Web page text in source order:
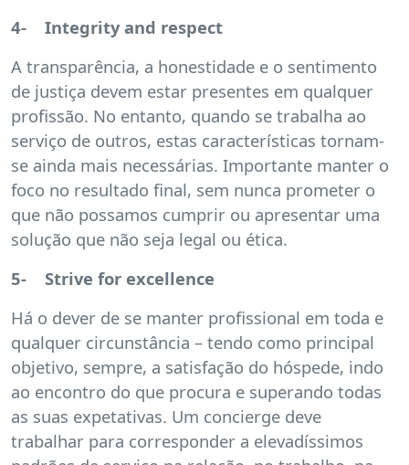
4- Integrity and respect
A transparência, a honestidade e o sentimento
de justiça devem estar presentes em qualquer
profissão. No entanto, quando se trabalha ao
serviço de outros, estas características tornam-
se ainda mais necessárias. Importante manter o
foco no resultado final, sem nunca prometer o
que não possamos cumprir ou apresentar uma
solução que não seja legal ou ética.
5- Strive for excellence
Há o dever de se manter profissional em toda e
qualquer circunstância – tendo como principal
objetivo, sempre, a satisfação do hóspede, indo
ao encontro do que procura e superando todas
as suas expetativas. Um concierge deve
trabalhar para corresponder a elevadíssimos